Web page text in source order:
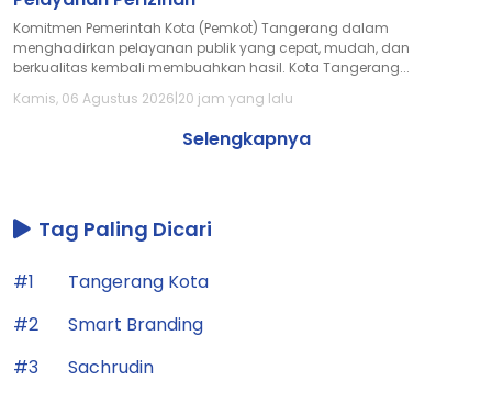
Komitmen Pemerintah Kota (Pemkot) Tangerang dalam
menghadirkan pelayanan publik yang cepat, mudah, dan
berkualitas kembali membuahkan hasil. Kota Tangerang...
Kamis, 06 Agustus 2026|20 jam yang lalu
Selengkapnya
Tag Paling Dicari
#1
Tangerang Kota
#2
Smart Branding
#3
Sachrudin